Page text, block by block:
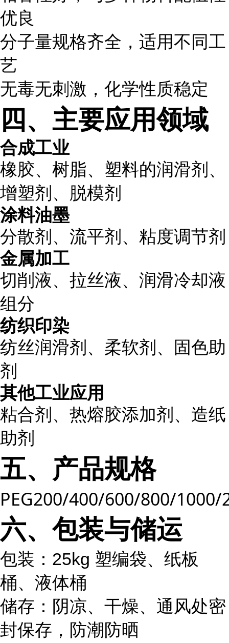
优良
分子量规格齐全，适用不同工
艺
无毒无刺激，化学性质稳定
四、主要应用领域
合成工业
橡胶、树脂、塑料的润滑剂、
增塑剂、脱模剂
涂料油墨
分散剂、流平剂、粘度调节剂
金属加工
切削液、拉丝液、润滑冷却液
组分
纺织印染
纺丝润滑剂、柔软剂、固色助
剂
其他工业应用
粘合剂、热熔胶添加剂、造纸
助剂
五、产品规格
PEG200/400/600/800/
六、包装与储运
包装：25kg 塑编袋、纸板
桶、液体桶
储存：阴凉、干燥、通风处密
封保存，防潮防晒